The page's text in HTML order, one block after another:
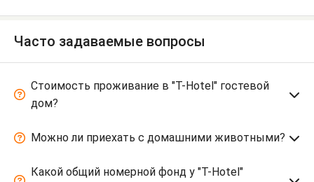
Часто задаваемые вопросы
Стоимость проживание в "T-Hotel" гостевой
дом?
Можно ли приехать с домашними животными?
Какой общий номерной фонд у "T-Hotel"